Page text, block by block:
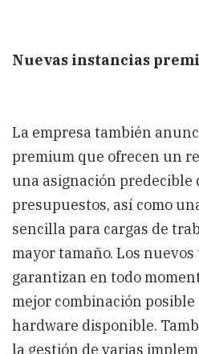
Nuevas instancias
La empresa también
premium que ofrecen un
una asignación predecible
presupuestos, así como
sencilla para cargas de
mayor tamaño. Los
garantizan en todo
mejor combinación posible
hardware disponible.
la gestión de varias